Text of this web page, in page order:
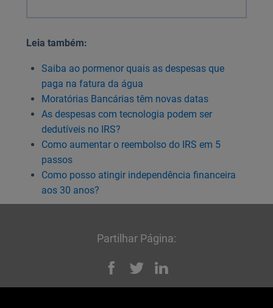
Leia também:
Saiba ao pormenor quais as despesas que
paga na fatura da água
Moratórias Bancárias têm novas datas
As despesas com tecnologia podem ser
dedutíveis no IRS?
Como aumentar o reembolso do IRS em 5
passos
Como posso atingir independência financeira
aos 30 anos?
Partilhar Página:
Facebook
Twitter